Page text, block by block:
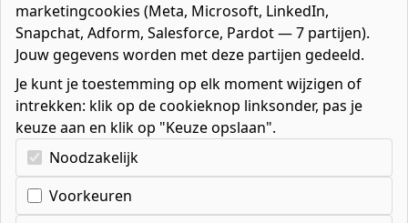
Favorieten0favorieten
Mijn ROC
Zoeken
Home»Help»
marketingcookies (Meta, Microsoft, LinkedIn,
Snapchat, Adform, Salesforce, Pardot — 7 partijen).
Jouw gegevens worden met deze partijen gedeeld.
Je kunt je toestemming op elk moment wijzigen of
intrekken: klik op de cookieknop linksonder, pas je
keuze aan en klik op "Keuze opslaan".
Kies uw cookie-voorkeuren
Noodzakelijk
Voorkeuren